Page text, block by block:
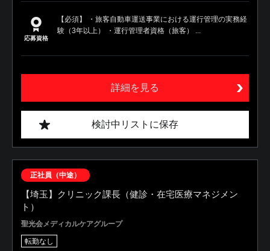
応募資格
【必須】 ・旅客自動車運送事業における運行管理の実務経
験（3年以上） ・運行管理者資格（旅客） ...
詳細を見る
検討中リストに保存
正社員（中途）
【埼玉】クリニック課長（健診・在宅医療マネジメン
ト）
聖光会メディカルケアグループ
転勤なし